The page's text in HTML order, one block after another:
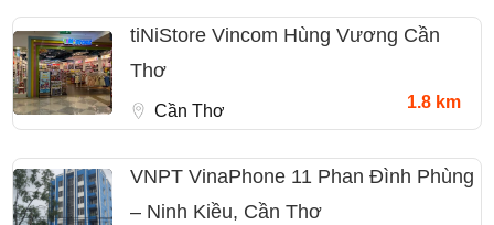
tiNiStore Vincom Hùng Vương Cần
Thơ
Cần Thơ 1.8 km
VNPT VinaPhone 11 Phan Đình Phùng
– Ninh Kiều, Cần Thơ